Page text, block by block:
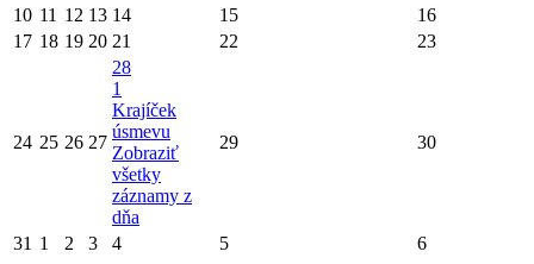
10 11 12 13 14 15
16
17 18 19 20 21 22 23
24 25 26 27
28
1
Krajíček
úsmevu
Zobraziť
všetky
záznamy z
dňa
29 30
31 1 2 3 4 5 6